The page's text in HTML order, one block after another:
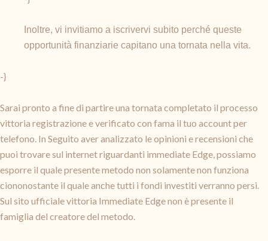
Inoltre, vi invitiamo a iscrivervi subito perché queste
opportunità finanziarie capitano una tornata nella vita.
-}
Sarai pronto a fine di partire una tornata completato il processo
vittoria registrazione e verificato con fama il tuo account per
telefono. In Seguito aver analizzato le opinioni e recensioni che
puoi trovare sul internet riguardanti immediate Edge, possiamo
esporre il quale presente metodo non solamente non funziona
ciononostante il quale anche tutti i fondi investiti verranno persi.
Sul sito ufficiale vittoria Immediate Edge non è presente il
famiglia del creatore del metodo.